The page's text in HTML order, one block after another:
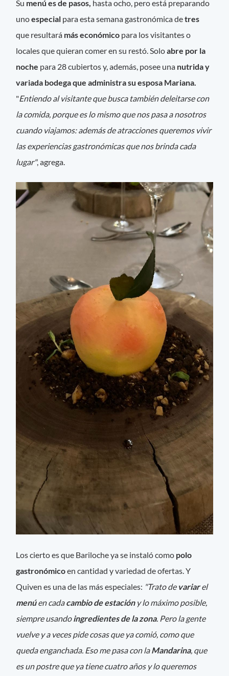
Su menú es de pasos, hasta ocho, pero está preparando
unoespecial para esta semana gastronómica detres
que resultará más económico para los visitantes o
locales que quieran comer en su restó. Soloabre por la
noche para 28 cubiertos y, además, posee una nutrida y
variada bodega que administra su esposa Mariana.
"Entiendo al visitante que busca también deleitarse con
la comida, porque es lo mismo que nos pasa a nosotros
cuando viajamos: además de atracciones queremos vivir
las experiencias gastronómicas que nos brinda cada
lugar", agrega.
Los cierto es que Bariloche ya se instaló como polo
gastronómicoen cantidad y variedad de ofertas. Y
Quiven es una de las más especiales: "Trato de variarel
menúen cadacambio de estacióny lo máximo posible,
siempre usandoingredientes de la zona. Pero la gente
vuelve y a veces pide cosas que ya comió, como que
queda enganchada. Eso me pasa con laMandarina, que
es un postre que ya tiene cuatro años y lo queremos